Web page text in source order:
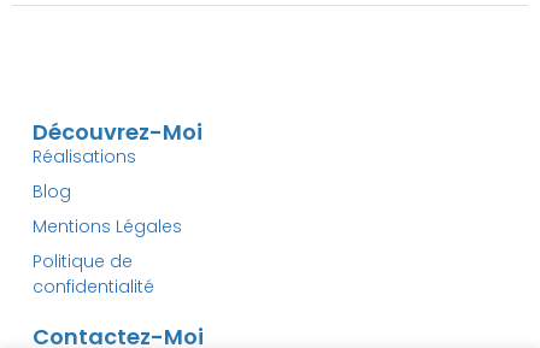
Découvrez-Moi
Réalisations
Blog
Mentions Légales
Politique de
confidentialité
Contactez-Moi